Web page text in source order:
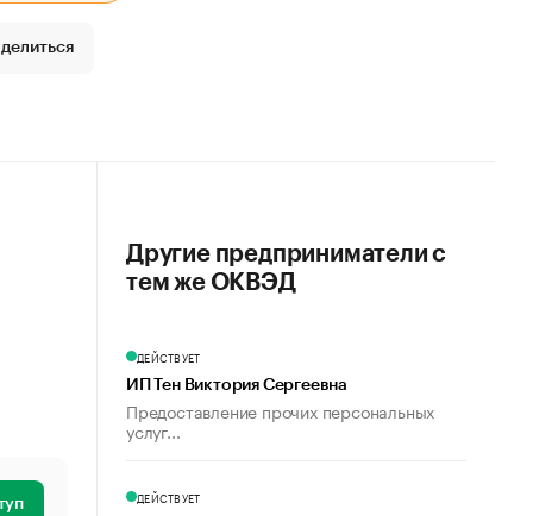
Другие предприниматели с
тем же ОКВЭД
ДЕЙСТВУЕТ
ИП Тен Виктория Сергеевна
Предоставление прочих персональных
услуг...
ДЕЙСТВУЕТ